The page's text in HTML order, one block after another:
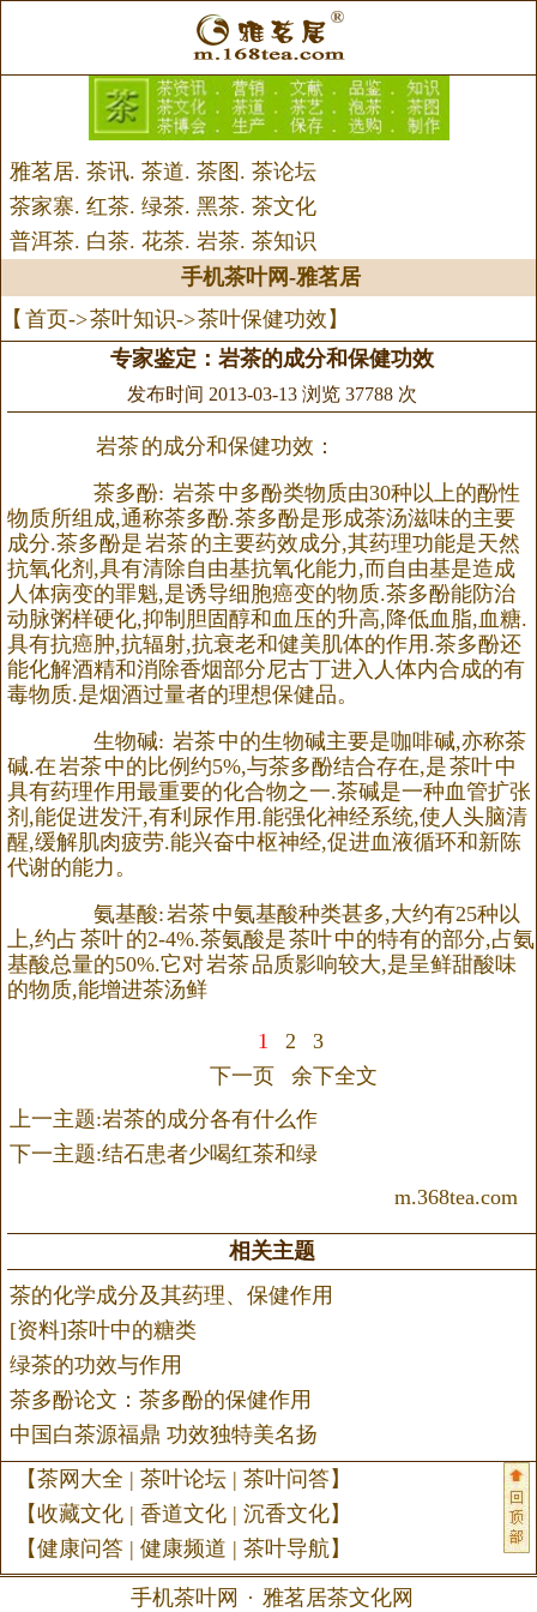
雅茗居. 茶讯. 茶道. 茶图 . 茶论坛
茶家寨. 红茶. 绿茶. 黑茶. 茶文化
普洱茶. 白茶. 花茶. 岩茶. 茶知识
手机茶叶网-雅茗居
【 首页->茶叶知识->茶叶保健功效 】
专家鉴定：岩茶的成分和保健功效
发布时间 2013-03-13 浏览 37788 次
岩茶的成分和保健功效：
茶多酚: 岩茶中多酚类物质由30种以上的酚性
物质所组成,通称茶多酚.茶多酚是形成茶汤滋味的主要
成分.茶多酚是岩茶的主要药效成分,其药理功能是天然
抗氧化剂,具有清除自由基抗氧化能力,而自由基是造成
人体病变的罪魁,是诱导细胞癌变的物质.茶多酚能防治
动脉粥样硬化,抑制胆固醇和血压的升高,降低血脂,血糖.
具有抗癌肿,抗辐射,抗衰老和健美肌体的作用.茶多酚还
能化解酒精和消除香烟部分尼古丁进入人体内合成的有
毒物质.是烟酒过量者的理想保健品。
生物碱: 岩茶中的生物碱主要是咖啡碱,亦称茶
碱.在岩茶中的比例约5%,与茶多酚结合存在,是茶叶中
具有药理作用最重要的化合物之一.茶碱是一种血管扩张
剂,能促进发汗,有利尿作用.能强化神经系统,使人头脑清
醒,缓解肌肉疲劳.能兴奋中枢神经,促进血液循环和新陈
代谢的能力。
氨基酸:岩茶中氨基酸种类甚多,大约有25种以
上,约占 茶叶的2-4%.茶氨酸是茶叶中的特有的部分,占氨
基酸总量的50%.它对岩茶品质影响较大,是呈鲜甜酸味
的物质,能增进茶汤鲜
1 2
3
下一页
余下全文
上一主题:岩茶的成分各有什么作
下一主题:结石患者少喝红茶和绿
m.368tea.com
相关主题
茶的化学成分及其药理、保健作用
[资料]茶叶中的糖类
绿茶的功效与作用
茶多酚论文：茶多酚的保健作用
中国白茶源福鼎 功效独特美名扬
【茶网大全 | 茶叶论坛 | 茶叶问答】
【收藏文化 | 香道文化 | 沉香文化】
【健康问答 | 健康频道 | 茶叶导航 】
手机茶叶网 · 雅茗居茶文化网